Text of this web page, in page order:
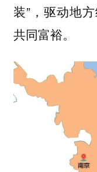
装”，驱动地
共同富裕。